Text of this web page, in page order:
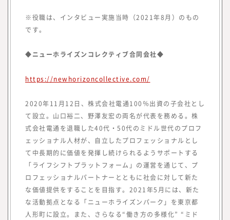
「本当に必要とされる情報」を提供するため
には、われわれが欲しい情報を提供するので
を提供する必要があります。
業、人的資本経営／リスキリング、サステナ
者」です。
つまり、読者の目線で活動するには、みらい
ワークス総合研究所に携わる編集者、記者、
執筆者、われわれ自身も「挑戦者」である必
要があります。われわれ自身も「挑戦者」で
あり続け、企画する内容、集める情報、発信
する情報と、10年先、20年先を見据えた、
読者のために役立つ情報を発信していきたい
と考えています。
※役職は、インタビュー実施当時（2021年8月）のもの
です。
◆ニューホライズンコレクティブ合同会社◆
https://newhorizoncollective.com/
2020年11月12日、株式会社電通100％出資の子会社とし
て設立。山口裕二、野澤友宏の両名が代表を務める。株
式会社電通を退職した40代・50代のミドル世代のプロフ
ェッショナル人材が、自立したプロフェッショナルとし
て中長期的に価値を発揮し続けられるようサポートする
「ライフシフトプラットフォーム」の運営を通じて、プ
ロフェッショナルパートナーとともに社会に対して新た
な価値提供をすることを目指す。2021年5月には、新た
な活動拠点となる「ニューホライズンパーク」を東京都
人形町に設立。また、さらなる“働き方の多様化” “ミド